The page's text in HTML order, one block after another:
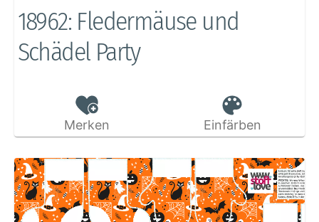
18962: Fledermäuse und
Schädel Party
Merken Einfärben